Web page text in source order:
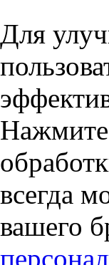
Для
Нажмите
всегда
вашего